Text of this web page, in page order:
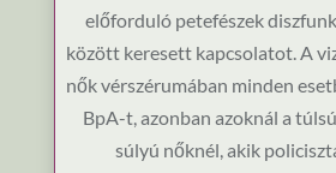
előforduló petefészek
között keresett kapcsolatot. A
nők vérszérumában minden
BpA-t, azonban azoknál a
súlyú nőknél, akik